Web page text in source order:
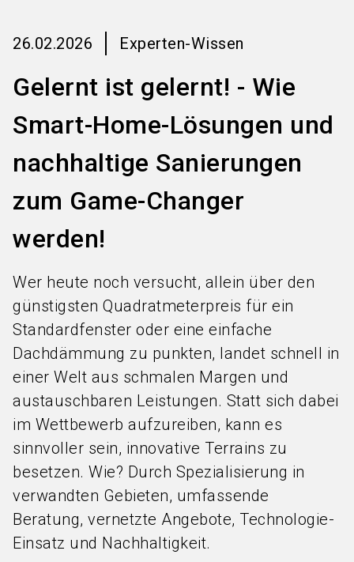
26.02.2026 Experten-Wissen
Gelernt ist gelernt! - Wie
Smart-Home-Lösungen und
nachhaltige Sanierungen
zum Game-Changer
werden!
Wer heute noch versucht, allein über den
günstigsten Quadratmeterpreis für ein
Standardfenster oder eine einfache
Dachdämmung zu punkten, landet schnell in
einer Welt aus schmalen Margen und
austauschbaren Leistungen. Statt sich dabei
im Wettbewerb aufzureiben, kann es
sinnvoller sein, innovative Terrains zu
besetzen. Wie? Durch Spezialisierung in
verwandten Gebieten, umfassende
Beratung, vernetzte Angebote, Technologie-
Einsatz und Nachhaltigkeit.